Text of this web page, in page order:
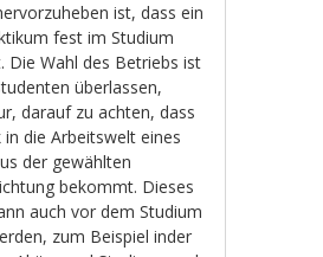
ist, dass ein
fest im Studium
Die Wahl des Betriebs ist
überlassen,
darauf zu achten, dass
in die Arbeitswelt eines
der gewählten
bekommt. Dieses
auch vor dem Studium
zum Beispiel inder